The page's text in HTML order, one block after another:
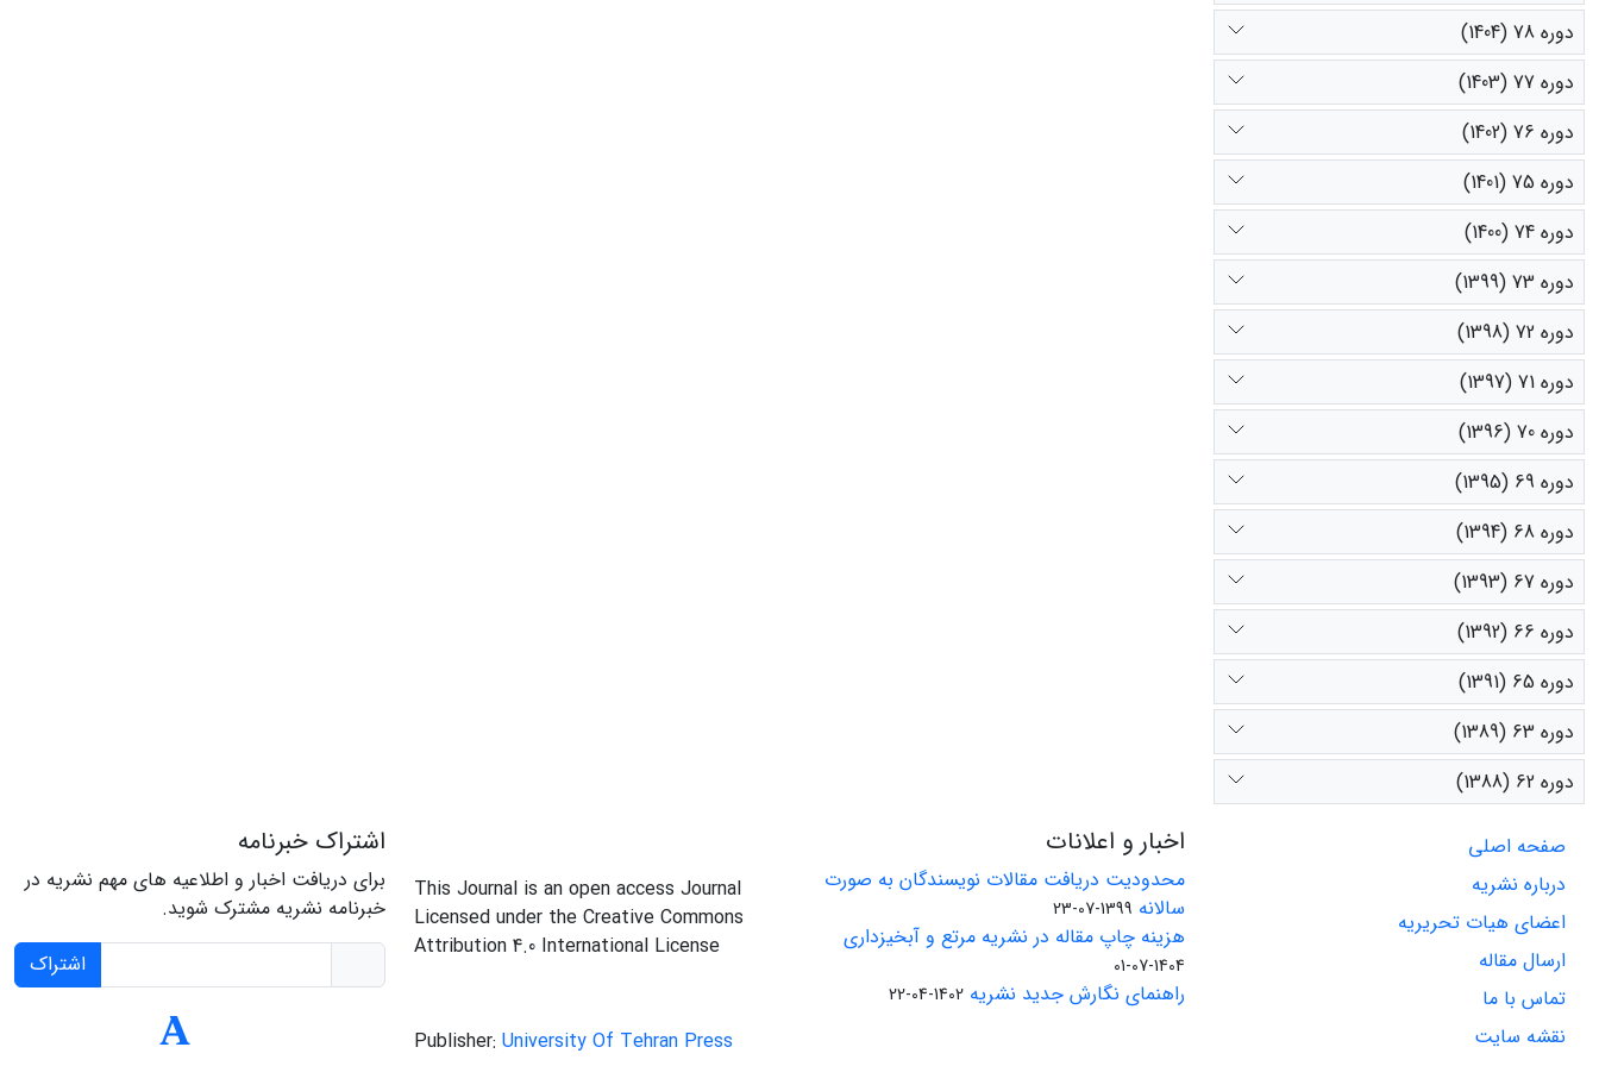
دوره 78 (1404)
دوره 77 (1403)
دوره 76 (1402)
دوره 75 (1401)
دوره 74 (1400)
دوره 73 (1399)
دوره 72 (1398)
دوره 71 (1397)
دوره 70 (1396)
دوره 69 (1395)
دوره 68 (1394)
دوره 67 (1393)
دوره 66 (1392)
دوره 65 (1391)
دوره 63 (1389)
دوره 62 (1388)
صفحه اصلی
درباره نشریه
اعضای هیات تحریریه
ارسال مقاله
تماس با ما
نقشه سایت
اخبار و اعلانات
محدودیت دریافت مقالات نویسندگان به صورت
سالانه 1399-07-23
هزینه چاپ مقاله در نشریه مرتع و آبخیزداری
1404-07-01
راهنمای نگارش جدید نشریه 1402-04-22
This Journal is an open access Journal
Licensed under the Creative Commons
Attribution 4.0 International License
Publisher: University Of Tehran Press
اشتراک خبرنامه
برای دریافت اخبار و اطلاعیه های مهم نشریه در
خبرنامه نشریه مشترک شوید.
اشتراک